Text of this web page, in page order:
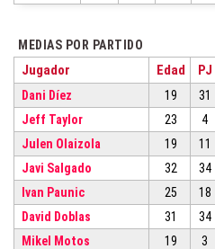
MEDIAS POR PARTIDO
Jugador Edad PJ
Dani Díez 19 31
Jeff Taylor
23 4
Julen Olaizola
19 11
Javi Salgado
32 34
Ivan Paunic
25 18
David Doblas
31 34
Mikel Motos
19 3